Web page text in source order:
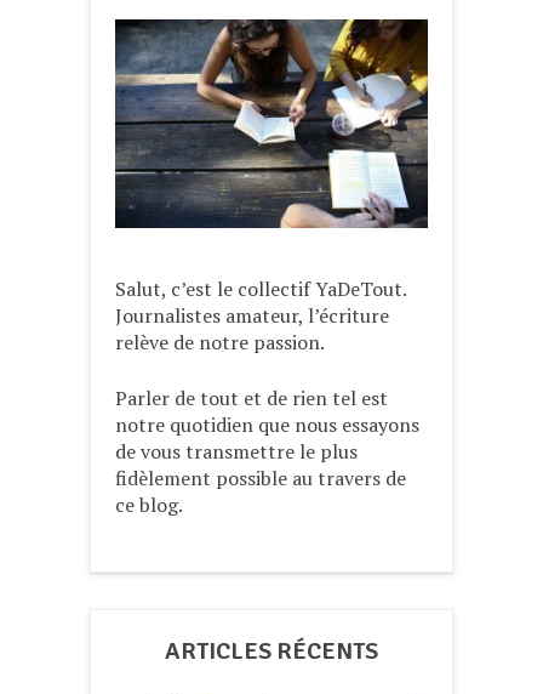
Salut, c’est le collectif YaDeTout.
Journalistes amateur, l’écriture
relève de notre passion.
Parler de tout et de rien tel est
notre quotidien que nous essayons
de vous transmettre le plus
fidèlement possible au travers de
ce blog.
ARTICLES RÉCENTS